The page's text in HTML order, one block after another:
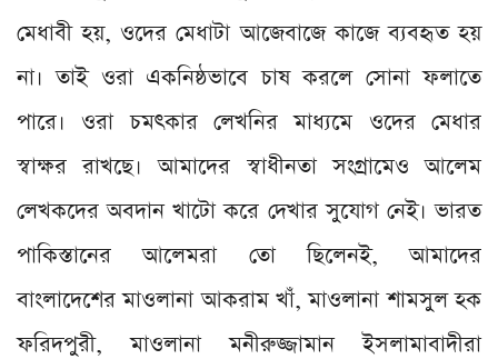
মেধাবী হয়, ওদের মেধাটা আজেবাজে কাজে ব্যবহৃত হয়
না। তাই ওরা একনিষ্ঠভাবে চাষ করলে সোনা ফলাতে
পারে। ওরা চমৎকার লেখনির মাধ্যমে ওদের মেধার
স্বাক্ষর রাখছে। আমাদের স্বাধীনতা সংগ্রামেও আলেম
লেখকদের অবদান খাটো করে দেখার সুযোগ নেই। ভারত
পাকিস্তানের আলেমরা তো ছিলেনই, আমাদের
বাংলাদেশের মাওলানা আকরাম খাঁ, মাওলানা শামসুল হক
ফরিদপুরী, মাওলানা মনীরুজ্জামান ইসলামাবাদীরা